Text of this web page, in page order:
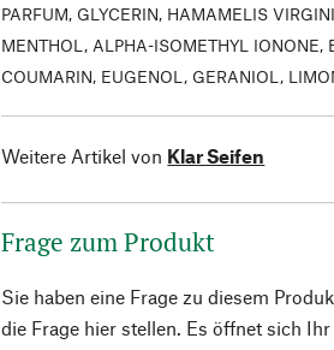
PARFUM, GLYCERIN, HAMAMELIS
MENTHOL, ALPHA-ISOMETHYL IONONE,
COUMARIN, EUGENOL, GERANIOL,
Weitere Artikel von Klar Seifen
Frage zum Produkt
Sie haben eine Frage zu diesem
die Frage hier stellen. Es öffnet sich